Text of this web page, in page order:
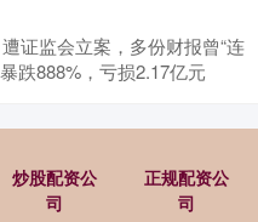
证监会立案，多份财报曾“连
跌888%，亏损2.17亿元
炒股配资公
司
正规配资公
司